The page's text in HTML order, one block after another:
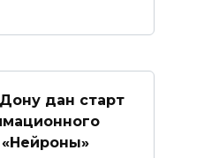
дан старт